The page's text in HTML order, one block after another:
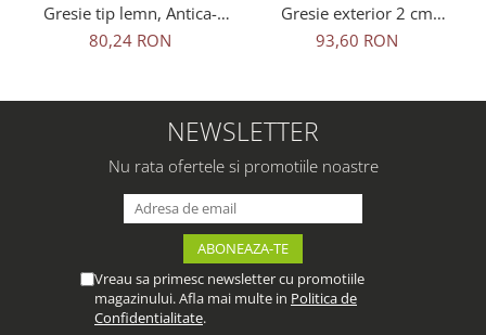
Gresie tip lemn, Antica-
Rustic Natural 6093, 45x45
cm, portelanata, bej, finisaj
80,24 RON
Gresie exterior 2 cm
Natura Wood Oak Outdoor
maro, 0.73mp/cut
93,60 RON
NEWSLETTER
Nu rata ofertele si promotiile noastre
Vreau sa primesc newsletter cu promotiile
magazinului. Afla mai multe in Politica de
Confidentialitate.